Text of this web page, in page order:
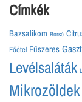
Címkék
Bazsalikom Borsó
Főétel Fűszeres
Levélsaláták
Mikrozöldek